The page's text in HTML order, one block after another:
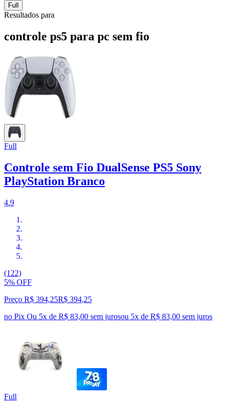
Full
Resultados para
controle ps5 para pc sem fio
Full
Controle sem Fio DualSense PS5 Sony
PlayStation Branco
4.9
(122)
5% OFF
Preço R$ 394,25R$ 394,25
no Pix Ou 5x de R$ 83,00 sem jurosou 5x de R$ 83,00 sem juros
Full